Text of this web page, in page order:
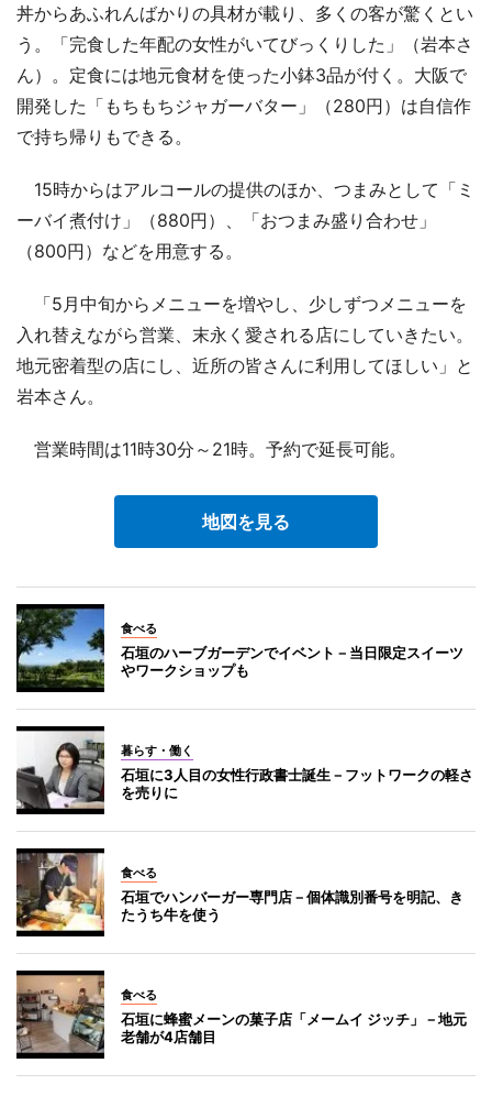
丼からあふれんばかりの具材が載り、多くの客が驚くとい
う。「完食した年配の女性がいてびっくりした」（岩本さ
ん）。定食には地元食材を使った小鉢3品が付く。大阪で
開発した「もちもちジャガーバター」（280円）は自信作
で持ち帰りもできる。
15時からはアルコールの提供のほか、つまみとして「ミ
ーバイ煮付け」（880円）、「おつまみ盛り合わせ」
（800円）などを用意する。
「5月中旬からメニューを増やし、少しずつメニューを
入れ替えながら営業、末永く愛される店にしていきたい。
地元密着型の店にし、近所の皆さんに利用してほしい」と
岩本さん。
営業時間は11時30分～21時。予約で延長可能。
地図を見る
食べる
石垣のハーブガーデンでイベント－当日限定スイーツ
やワークショップも
暮らす・働く
石垣に3人目の女性行政書士誕生－フットワークの軽さ
を売りに
食べる
石垣でハンバーガー専門店－個体識別番号を明記、き
たうち牛を使う
食べる
石垣に蜂蜜メーンの菓子店「メームイ ジッチ」－地元
老舗が4店舗目